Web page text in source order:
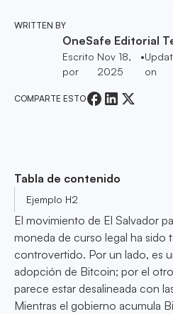
WRITTEN BY
OneSafe Editorial
Escrito
por
Nov 18,
2025
•
on
COMPARTE ESTO
Tabla de contenido
Ejemplo H2
El movimiento de El Salvador
moneda de curso legal ha sido
controvertido. Por un lado, es
adopción de Bitcoin; por el
parece estar desalineada con
Mientras el gobierno acumula